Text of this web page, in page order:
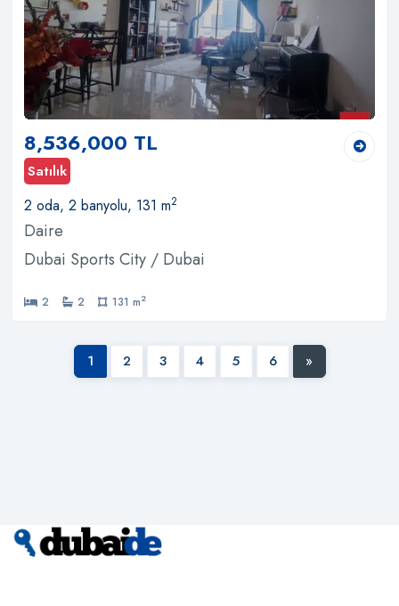
8,536,000 TL
Satılık
2 oda, 2 banyolu, 131 m2
Daire
Dubai Sports City / Dubai
2 2 131 m2
1 2 3 4 5 6 »